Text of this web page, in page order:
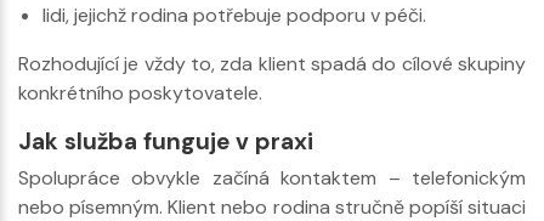
lidi, jejichž rodina potřebuje podporu v péči.
Rozhodující je vždy to, zda klient spadá do cílové skupiny
konkrétního poskytovatele.
Jak služba funguje v praxi
Spolupráce obvykle začíná kontaktem – telefonickým
nebo písemným. Klient nebo rodina stručně popíší situaci